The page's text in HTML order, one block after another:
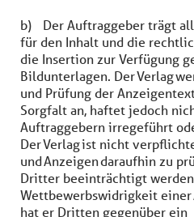
b) Der Auftraggeber trägt
für den Inhalt und die
die Insertion zur Verfügung
Bildunterlagen. Der Verlag
und Prüfung der
Sorgfalt an, haftet jedoch
Auftraggebern irregeführt
Der Verlag ist nicht
und Anzeigen daraufhin zu
Dritter beeinträchtigt
Wettbewerbswidrigkeit einer
hat er Dritten gegenüber ein